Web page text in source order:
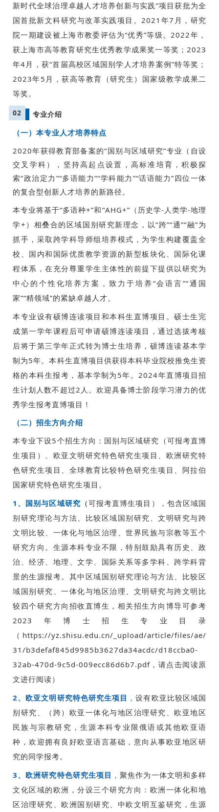
新时代全球治理卓越人才培养创新与实践”项目获批为全
国首批新文科研究与改革实践项目。2021年7月，研究
院一期建设被上海市教委评估为“优秀”等级。2022年，
获上海市高等教育研究生优秀教学成果奖一等奖；2023
年4月，获“首届高校区域国别学人才培养案例”特等奖；
2023年5月，获高等教育（研究生）国家级教学成果二
等奖。
02 专业介绍
（一）本专业人才培养特点
2020年获得教育部备案的“国别与区域研究”专业（自设
交叉学科），坚持高起点设置，高标准培育，积极探
索“政治定力”“多语能力”“学科能力”“话语能力”四位一体
的复合型创新人才培养的新路径。
本专业将基于“多语种+”和“AHG+”（历史学-人类学-地理
学+）相叠合的区域国别研究新理念，以“跨”“通”“融”为
抓手，采取跨学科导师组培养模式，为学生构建覆盖全
校、国内和国际优质教学资源的新型板块化、国际化课
程体系，在充分尊重学生主体性的前提下提供以研究为
中心的个性化培养方案，致力于培养“会语言”“通国
家”“精领域”的紧缺卓越人才。
本专业设有硕博连读项目和本科生直博项目。硕士生完
成第一学年课程后可申请硕博连读项目，通过选拔考核
后将于第三学年正式转为博士生培养，硕博连读基本学
制为5年。本科生直博项目供获得本科毕业院校推免生资
格的本科生报考，基本学制为5年。2024年直博项目招
生计划人数不超过2人。欢迎具备博士阶段学习潜力的优
秀学生报考直博项目！
（二）招生方向介绍
本专业下设5个招生方向：国别与区域研究（可报考直博
生项目）、欧亚文明研究特色研究生项目、欧洲研究特
色研究生项目、全球教育比较特色研究生项目、阿拉伯
国家研究特色研究生项目。
1、 国别与区域研究 （可报考直博生项目），包含区域国
别研究理论与方法、比较区域国别研究、文明研究与跨
文明比较、一体化与地区治理、世界民族与宗教等五个
研究方向。生源本科专业不限，特别鼓励具有历史、政
治、经济、地理、文学、国际关系等多学科、跨学科背
景的生源报考。其中区域国别研究理论与方法、比较区
域国别研究、一体化与地区治理、文明研究与跨文明比
较四个研究方向招收直博生，相关招生方向博导可参考
2023年博士招生专业目录
（https://yz.shisu.edu.cn/_upload/article/files/ae/
31/b3defaf845d9985b3627da34acdc/d18ccba0-
32ab-470d-9c5d-009ecc86d6b7.pdf，请点击阅读原
文进行阅读）
2、 欧亚文明研究特色研究生项目 ，设有欧亚比较区域国
别研究、（跨）欧亚一体化与地区治理研究、欧亚地区
民族与宗教研究，生源本科专业限俄语或其他欧亚语
种，欢迎拥有良好欧亚语言基础，意向从事欧亚地区研
究的同学报考。
3、 欧洲研究特色研究生项目 ，聚焦作为一体文明和多样
文化区域的欧洲，分设三个研究方向：欧洲一体化和地
区治理研究、欧洲国别研究、中欧文明互鉴研究，生源